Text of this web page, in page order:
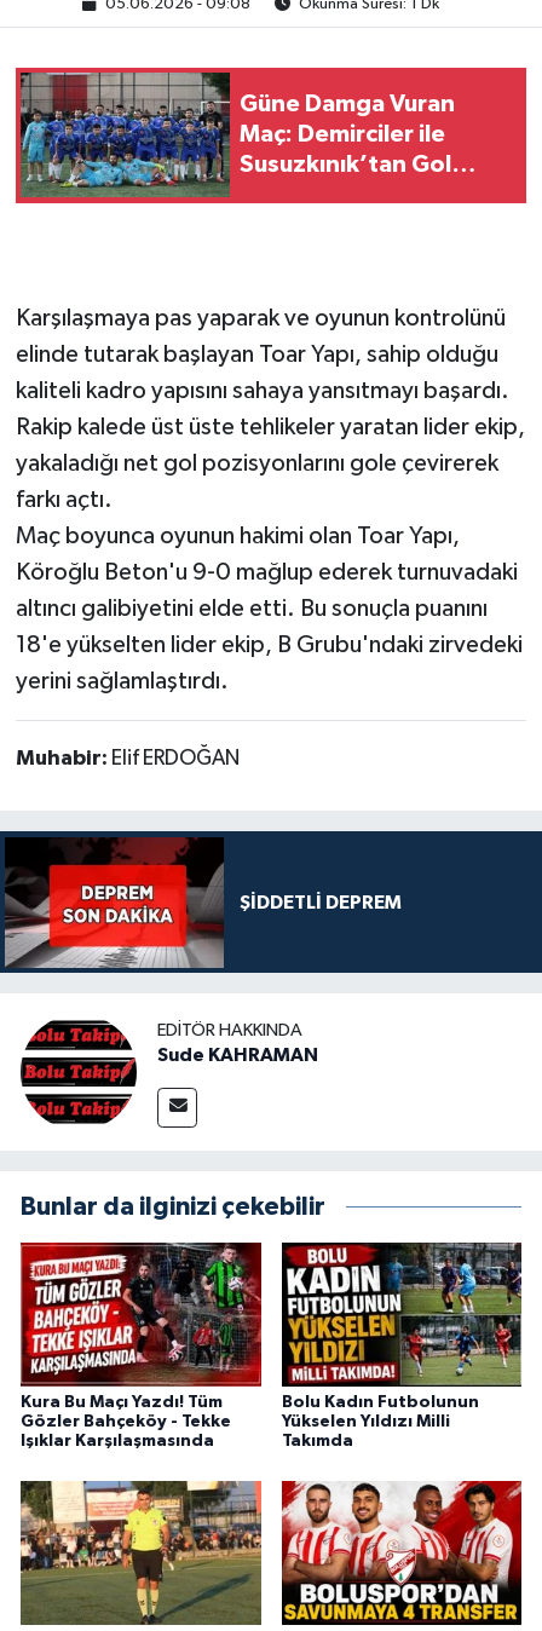
05.06.2026 - 09:08 Okunma Süresi: 1 Dk
Güne Damga Vuran
Maç: Demirciler ile
Susuzkınık’tan Gol
Karşılaşmaya pas yaparak ve oyunun kontrolünü
elinde tutarak başlayan Toar Yapı, sahip olduğu
kaliteli kadro yapısını sahaya yansıtmayı başardı.
Rakip kalede üst üste tehlikeler yaratan lider ekip,
yakaladığı net gol pozisyonlarını gole çevirerek
farkı açtı.
Maç boyunca oyunun hakimi olan Toar Yapı,
Köroğlu Beton'u 9-0 mağlup ederek turnuvadaki
altıncı galibiyetini elde etti. Bu sonuçla puanını
18'e yükselten lider ekip, B Grubu'ndaki zirvedeki
yerini sağlamlaştırdı.
Muhabir: Elif ERDOĞAN
ŞİDDETLİ DEPREM
EDITÖR HAKKINDA
Sude KAHRAMAN
Bunlar da ilginizi çekebilir
Kura Bu Maçı Yazdı! Tüm
Gözler Bahçeköy - Tekke
Işıklar Karşılaşmasında
Bolu Kadın Futbolunun
Yükselen Yıldızı Milli
Takımda